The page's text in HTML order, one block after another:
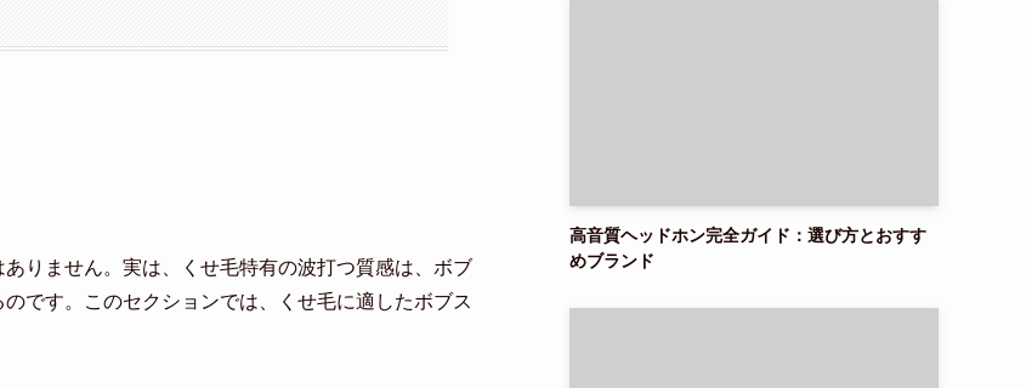
りません。実は、くせ毛特有の波打つ質感は、ボブ
です。このセクションでは、くせ毛に適したボブス
高音質ヘッドホン完全ガイド：選び方とおすす
めブランド